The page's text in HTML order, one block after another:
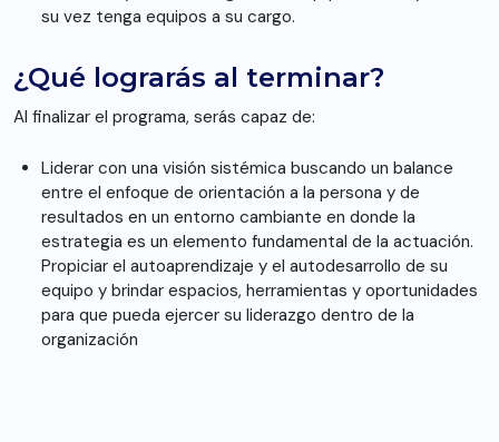
su vez tenga equipos a su cargo.
¿Qué lograrás al terminar?
Al finalizar el programa, serás capaz de:
Liderar con una visión sistémica buscando un balance
entre el enfoque de orientación a la persona y de
resultados en un entorno cambiante en donde la
estrategia es un elemento fundamental de la actuación.
Propiciar el autoaprendizaje y el autodesarrollo de su
equipo y brindar espacios, herramientas y oportunidades
para que pueda ejercer su liderazgo dentro de la
organización